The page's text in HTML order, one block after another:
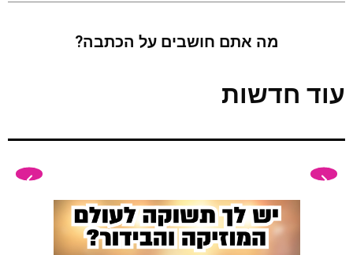
מה אתם חושבים על הכתבה?
עוד חדשות